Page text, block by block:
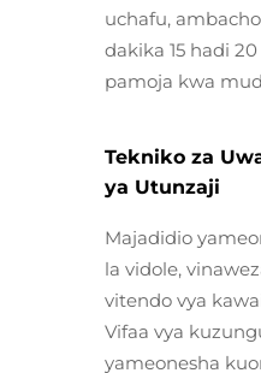
uchafu,
dakika 15 hadi
pamoja kwa
Tekniko za
ya Utunzaji
Majadidio
la vidole,
vitendo vya
Vifaa vya
yameonesha